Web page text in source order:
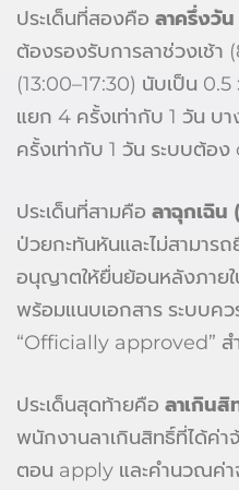
ประเด็นที่สองคือ ลาครึ่งวั
ต้องรองรับการลาช่วงเช้า
(13:00–17:30) นับเป็น
แยก 4 ครั้งเท่ากับ 1 วัน บ
ครั้งเท่ากับ 1 วัน ระบบต้อ
ประเด็นที่สามคือ ลาฉุกเฉิน
ป่วยกะทันหันและไม่สามาร
อนุญาตให้ยื่นย้อนหลังภาย
พร้อมแนบเอกสาร ระบบค
“Officially approved”
ประเด็นสุดท้ายคือ ลาเกิน
พนักงานลาเกินสิทธิ์ที่ได้ค่า
ตอน apply และคำนวณค่